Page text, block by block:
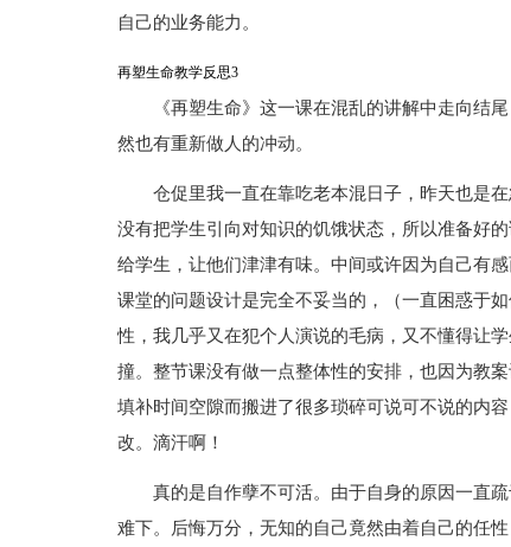
自己的业务能力。
再塑生命教学反思3
《再塑生命》这一课在混乱的讲解中走向结
然也有重新做人的冲动。
仓促里我一直在靠吃老本混日子，昨天也是
没有把学生引向对知识的饥饿状态，所以准备好
给学生，让他们津津有味。中间或许因为自己有
课堂的问题设计是完全不妥当的，（一直困惑于
性，我几乎又在犯个人演说的毛病，又不懂得让
撞。整节课没有做一点整体性的安排，也因为教
填补时间空隙而搬进了很多琐碎可说可不说的内
改。滴汗啊！
真的是自作孽不可活。由于自身的原因一直
难下。后悔万分，无知的自己竟然由着自己的任